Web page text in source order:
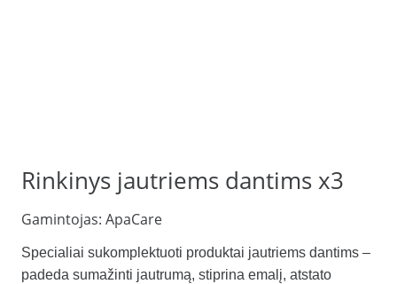
Rinkinys jautriems dantims x3
Gamintojas: ApaCare
Specialiai sukomplektuoti produktai jautriems dantims –
padeda sumažinti jautrumą, stiprina emalį, atstato